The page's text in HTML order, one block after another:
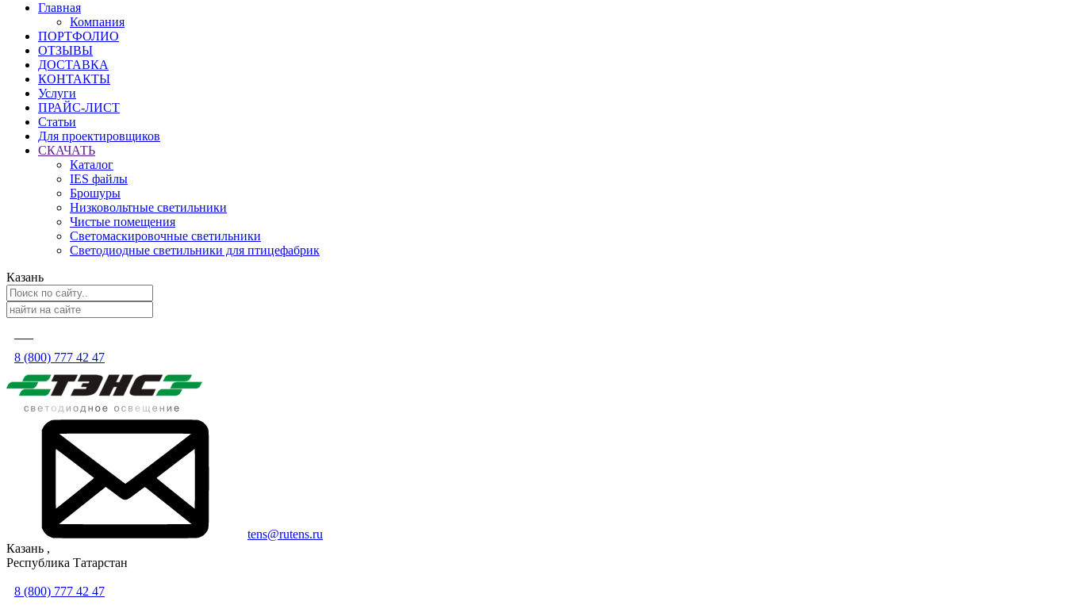
Главная
Компания
ПОРТФОЛИО
ОТЗЫВЫ
ДОСТАВКА
КОНТАКТЫ
Услуги
ПРАЙС-ЛИСТ
Статьи
Для проектировщиков
СКАЧАТЬ
Каталог
IES файлы
Брошуры
Низковольтные светильники
Чистые помещения
Светомаскировочные светильники
Светодиодные светильники для птицефабрик
Казань
8 (800) 777 42 47
tens@rutens.ru
Казань ,
Республика Татарстан
8 (800) 777 42 47